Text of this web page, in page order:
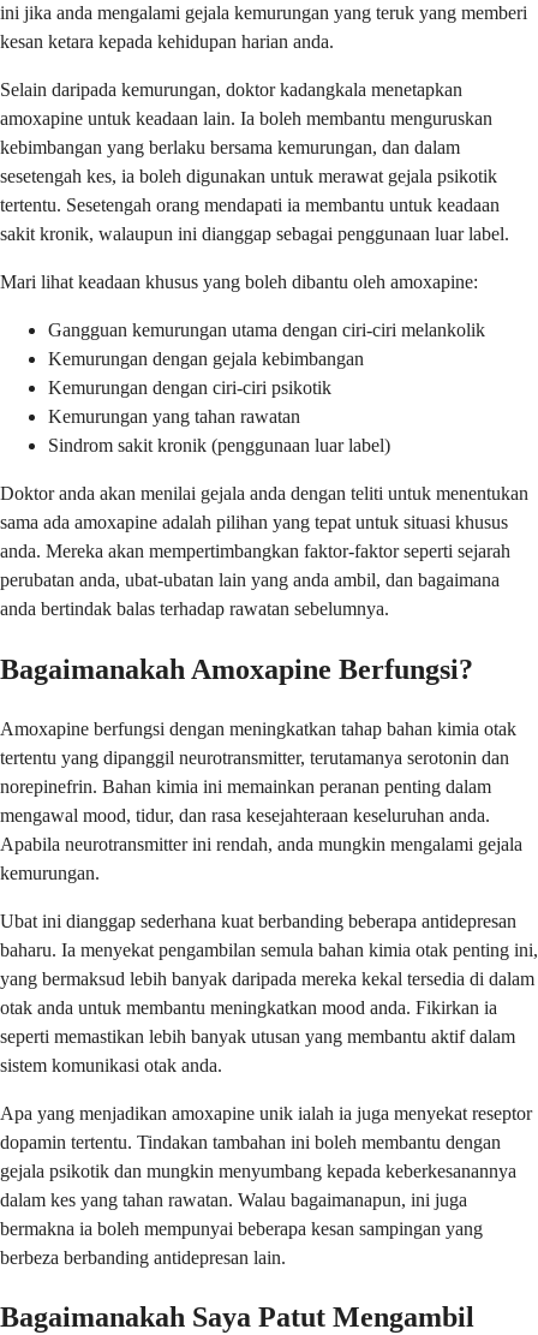
ini jika anda mengalami gejala kemurungan yang teruk yang memberi
kesan ketara kepada kehidupan harian anda.
Selain daripada kemurungan, doktor kadangkala menetapkan
amoxapine untuk keadaan lain. Ia boleh membantu menguruskan
kebimbangan yang berlaku bersama kemurungan, dan dalam
sesetengah kes, ia boleh digunakan untuk merawat gejala psikotik
tertentu. Sesetengah orang mendapati ia membantu untuk keadaan
sakit kronik, walaupun ini dianggap sebagai penggunaan luar label.
Mari lihat keadaan khusus yang boleh dibantu oleh amoxapine:
Gangguan kemurungan utama dengan ciri-ciri melankolik
Kemurungan dengan gejala kebimbangan
Kemurungan dengan ciri-ciri psikotik
Kemurungan yang tahan rawatan
Sindrom sakit kronik (penggunaan luar label)
Doktor anda akan menilai gejala anda dengan teliti untuk menentukan
sama ada amoxapine adalah pilihan yang tepat untuk situasi khusus
anda. Mereka akan mempertimbangkan faktor-faktor seperti sejarah
perubatan anda, ubat-ubatan lain yang anda ambil, dan bagaimana
anda bertindak balas terhadap rawatan sebelumnya.
Bagaimanakah Amoxapine Berfungsi?
Amoxapine berfungsi dengan meningkatkan tahap bahan kimia otak
tertentu yang dipanggil neurotransmitter, terutamanya serotonin dan
norepinefrin. Bahan kimia ini memainkan peranan penting dalam
mengawal mood, tidur, dan rasa kesejahteraan keseluruhan anda.
Apabila neurotransmitter ini rendah, anda mungkin mengalami gejala
kemurungan.
Ubat ini dianggap sederhana kuat berbanding beberapa antidepresan
baharu. Ia menyekat pengambilan semula bahan kimia otak penting ini,
yang bermaksud lebih banyak daripada mereka kekal tersedia di dalam
otak anda untuk membantu meningkatkan mood anda. Fikirkan ia
seperti memastikan lebih banyak utusan yang membantu aktif dalam
sistem komunikasi otak anda.
Apa yang menjadikan amoxapine unik ialah ia juga menyekat reseptor
dopamin tertentu. Tindakan tambahan ini boleh membantu dengan
gejala psikotik dan mungkin menyumbang kepada keberkesanannya
dalam kes yang tahan rawatan. Walau bagaimanapun, ini juga
bermakna ia boleh mempunyai beberapa kesan sampingan yang
berbeza berbanding antidepresan lain.
Bagaimanakah Saya Patut Mengambil